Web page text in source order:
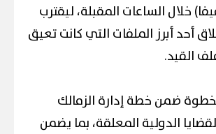
خلال الساعات المقبلة، ليقترب
أحد أبرز الملفات التي كانت تعيق
القيد.
ضمن خطة إدارة الزمالك
الدولية المعلقة، بما يضمن